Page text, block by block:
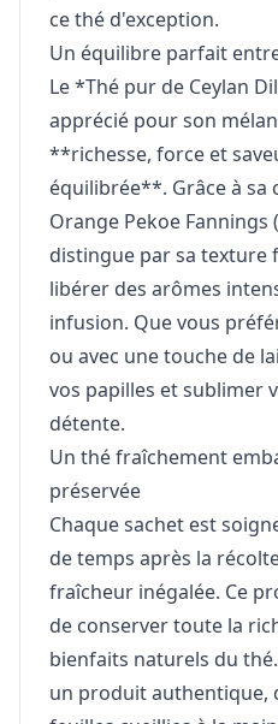
ce thé d'exception.
Un équilibre parfait
Le *Thé pur de Ceylan
apprécié pour son
**richesse, force et
équilibrée**. Grâce à sa
Orange Pekoe Fannings
distingue par sa texture
libérer des arômes
infusion. Que vous
ou avec une touche de
vos papilles et sublimer
détente.
Un thé fraîchement
préservée
Chaque sachet est
de temps après la
fraîcheur inégalée. Ce
de conserver toute la
bienfaits naturels du
un produit authentique,